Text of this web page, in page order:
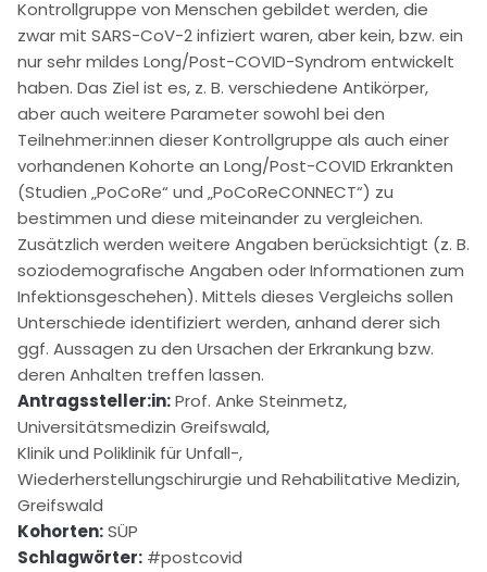
Kontrollgruppe von Menschen gebildet werden, die
zwar mit SARS-CoV-2 infiziert waren, aber kein, bzw. ein
nur sehr mildes Long/Post-COVID-Syndrom entwickelt
haben. Das Ziel ist es, z. B. verschiedene Antikörper,
aber auch weitere Parameter sowohl bei den
Teilnehmer:innen dieser Kontrollgruppe als auch einer
vorhandenen Kohorte an Long/Post-COVID Erkrankten
(Studien „PoCoRe“ und „PoCoReCONNECT“) zu
bestimmen und diese miteinander zu vergleichen.
Zusätzlich werden weitere Angaben berücksichtigt (z. B.
soziodemografische Angaben oder Informationen zum
Infektionsgeschehen). Mittels dieses Vergleichs sollen
Unterschiede identifiziert werden, anhand derer sich
ggf. Aussagen zu den Ursachen der Erkrankung bzw.
deren Anhalten treffen lassen.
Antragssteller:in:Prof. Anke Steinmetz,
Universitätsmedizin Greifswald,
Klinik und Poliklinik für Unfall-,
Wiederherstellungschirurgie und Rehabilitative Medizin,
Greifswald
Kohorten:SÜP
Schlagwörter: #postcovid